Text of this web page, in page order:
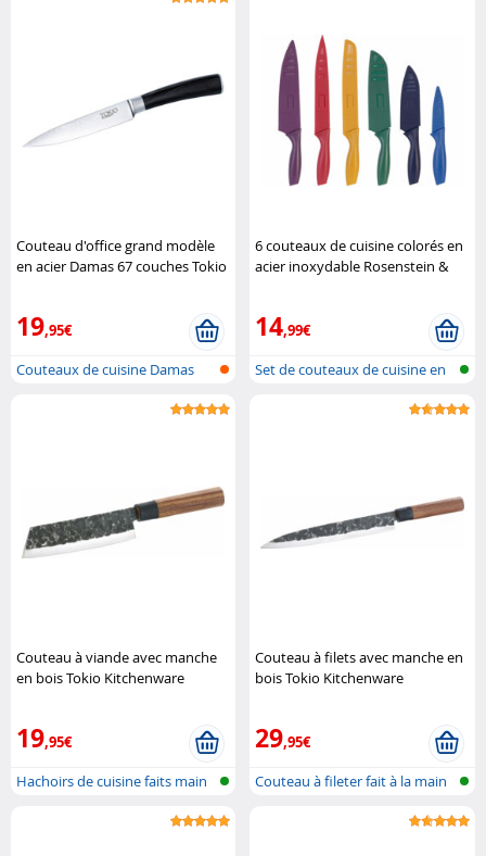
Couteau d'office grand modèle
en acier Damas 67 couches Tokio
19,95€
Couteaux de cuisine Damas
6 couteaux de cuisine colorés en
acier inoxydable Rosenstein &
14,99€
Set de couteaux de cuisine en
Couteau à viande avec manche
en bois Tokio Kitchenware
19,95€
Hachoirs de cuisine faits main
Couteau à filets avec manche en
bois Tokio Kitchenware
29,95€
Couteau à fileter fait à la main